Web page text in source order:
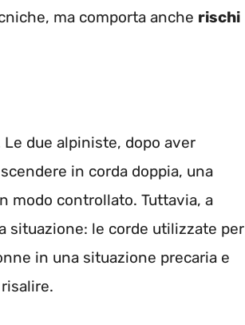
ma comporta anche rischi
due alpiniste, dopo aver
in corda doppia, una
modo controllato. Tuttavia, a
situazione: le corde utilizzate per
in una situazione precaria e